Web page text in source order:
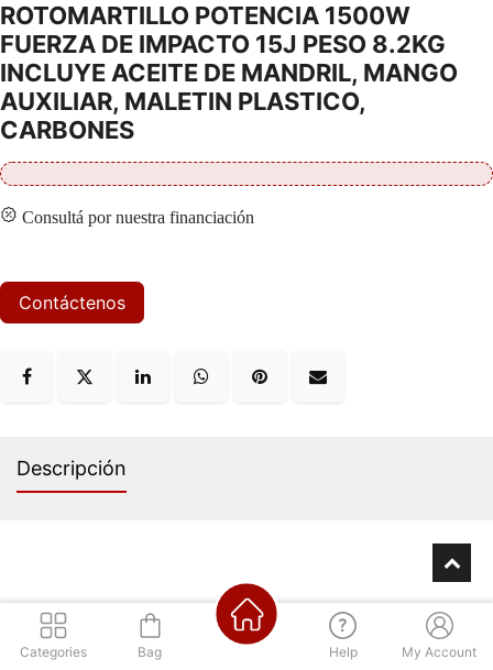
ROTOMARTILLO POTENCIA 1500W
FUERZA DE IMPACTO 15J PESO 8.2KG
INCLUYE ACEITE DE MANDRIL, MANGO
AUXILIAR, MALETIN PLASTICO,
CARBONES
Consultá por nuestra financiación
Contáctenos
Descripción
Categories Bag Help My Account
Los mejores precios